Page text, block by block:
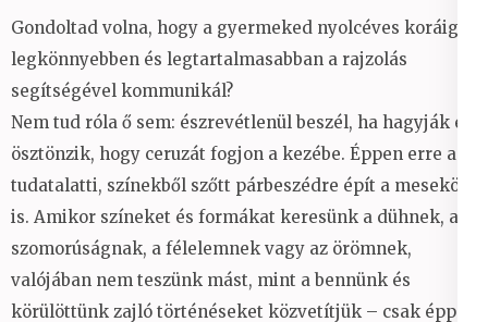
Gondoltad volna, hogy a gyermeked nyolcéves koráig a
legkönnyebben és legtartalmasabban a rajzolás
segítségével kommunikál?
Nem tud róla ő sem: észrevétlenül beszél, ha hagyják és
ösztönzik, hogy ceruzát fogjon a kezébe. Éppen erre a
tudatalatti, színekből szőtt párbeszédre épít a mesekör
is. Amikor színeket és formákat keresünk a dühnek, a
szomorúságnak, a félelemnek vagy az örömnek,
valójában nem teszünk mást, mint a bennünk és
körülöttünk zajló történéseket közvetítjük – csak épp